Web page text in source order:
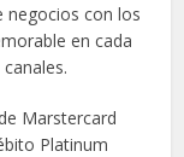
negocios con los
en cada
Marstercard
Platinum